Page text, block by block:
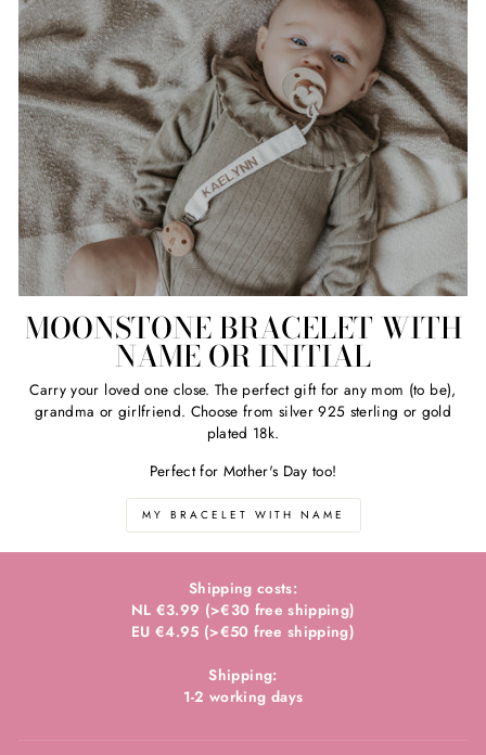
MOONSTONE BRACELET WITH
NAME OR INITIAL
Carry your loved one close. The perfect gift for any mom (to be),
grandma or girlfriend. Choose from silver 925 sterling or gold
plated 18k.
Perfect for Mother's Day too!
MY BRACELET WITH NAME
Shipping costs:
NL €3.99 (>€30 free shipping)
EU €4.95 (>€50 free shipping)
Shipping:
1-2 working days